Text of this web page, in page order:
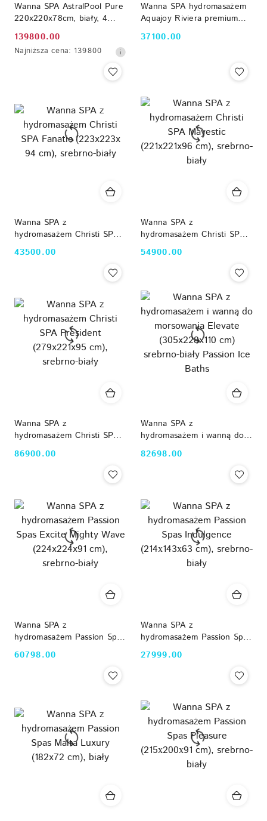
Wanna SPA AstralPool Pure
220x220x78cm, biały, 4
miejsca, PureLine, ECOSpa,
Nordic
Cena
promocyjna:
139800.00
Najniższa
przed
obniżką
Najniższa cena: 139800
Wanna SPA hydromasażem
Aquajoy Riviera premium
(200х200х90 cm),
srebrnobiały marmur, z
Cena:
37100.00
Wanna SPA z
hydromasażem Christi SPA
Fanatic (223x223x 94 cm),
srebrno-biały
Cena:
43500.00
Wanna SPA z
hydromasażem Christi SPA
Mayestic (221x221x96 cm),
srebrno-biały
Cena:
54900.00
Wanna SPA z
hydromasażem Christi SPA
President (279x221x95 cm),
srebrno-biały
Cena:
86900.00
Wanna SPA z
hydromasażem i wanną do
morsowania Elevate
(305x228x110 cm) srebrno-
Cena:
82698.00
Wanna SPA z
hydromasażem Passion Spas
Excite Mighty Wave
(224x224x91 cm), srebrno-
Cena:
60798.00
Wanna SPA z
hydromasażem Passion Spas
Indulgence (214х143х63
cm), srebrno-biały
Cena:
27999.00